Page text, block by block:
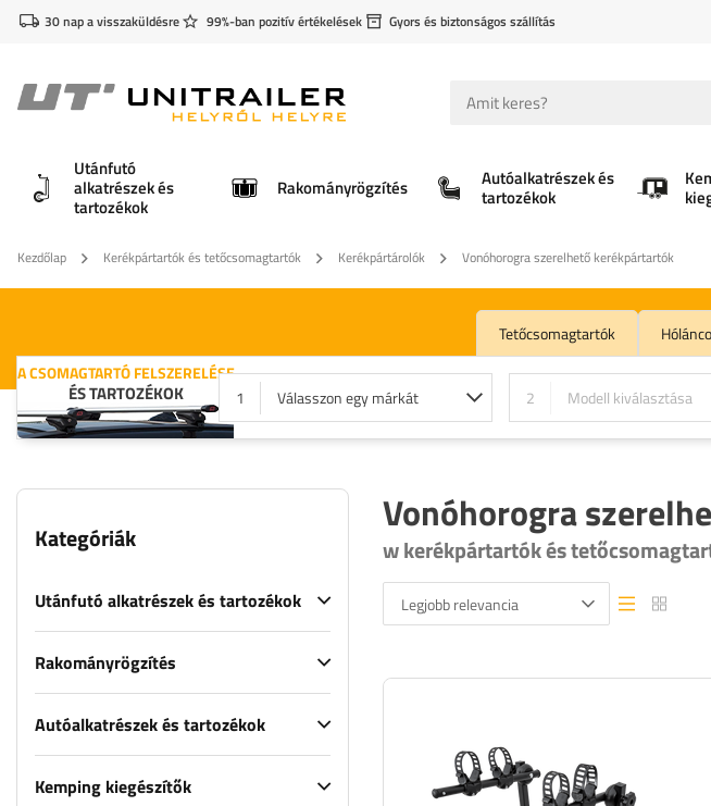
30 nap a visszaküldésre 99%-ban pozitív értékelések Gyors és biztonságos szállítás
Utánfutó
alkatrészek és
tartozékok
Rakományrögzítés Autóalkatrészek és
tartozékok
Kezdőlap Kerékpártartók és tetőcsomagtartók Kerékpártárolók Vonóhorogra szerelhető kerékpártartók
Tetőcsomagtartók
A CSOMAGTARTÓ FELSZERELÉSE
ÉS TARTOZÉKOK 1 Válasszon egy márkát 2 Modell kiválasztása
Kategóriák
Utánfutó alkatrészek és tartozékok
Rakományrögzítés
Autóalkatrészek és tartozékok
Kemping kiegészítők
Vonóhorogra
w kerékpártartók és
Legjobb relevancia Lista nézet
Lista